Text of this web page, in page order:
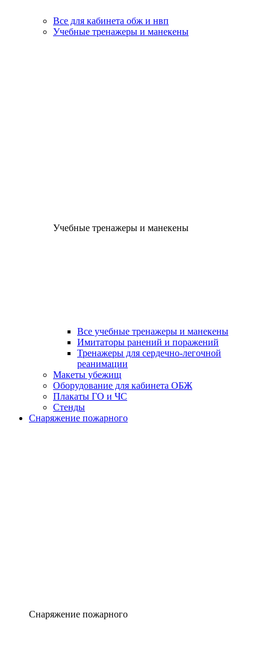
Все для кабинета обж и нвп
Учебные тренажеры и манекены
Учебные тренажеры и манекены
Все учебные тренажеры и манекены
Имитаторы ранений и поражений
Тренажеры для сердечно-легочной
реанимации
Макеты убежищ
Оборудование для кабинета ОБЖ
Плакаты ГО и ЧС
Стенды
Снаряжение пожарного
Снаряжение пожарного